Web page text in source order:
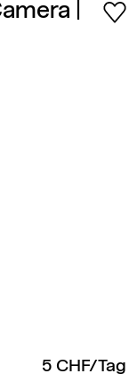
5 CHF/Tag